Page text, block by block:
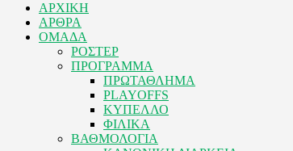
ΑΡΧΙΚΗ
ΑΡΘΡΑ
ΟΜΑΔΑ
ΡΟΣΤΕΡ
ΠΡΟΓΡΑΜΜΑ
ΠΡΩΤΑΘΛΗΜΑ
PLAYOFFS
ΚΥΠΕΛΛΟ
ΦΙΛΙΚΑ
ΒΑΘΜΟΛΟΓΙΑ